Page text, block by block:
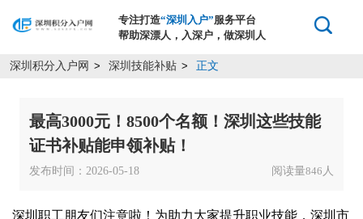
专注打造“深圳入户”服务平台
帮助深漂人，入深户，做深圳人
深圳积分入户网 > 深圳技能补贴 > 正文
最高3000元！8500个名额！深圳这些技能
证书补贴能申领补贴！
发布时间：2026-05-18 阅读量846 人
深圳职工朋友们注意啦！为助力大家提升职业技能，深圳市